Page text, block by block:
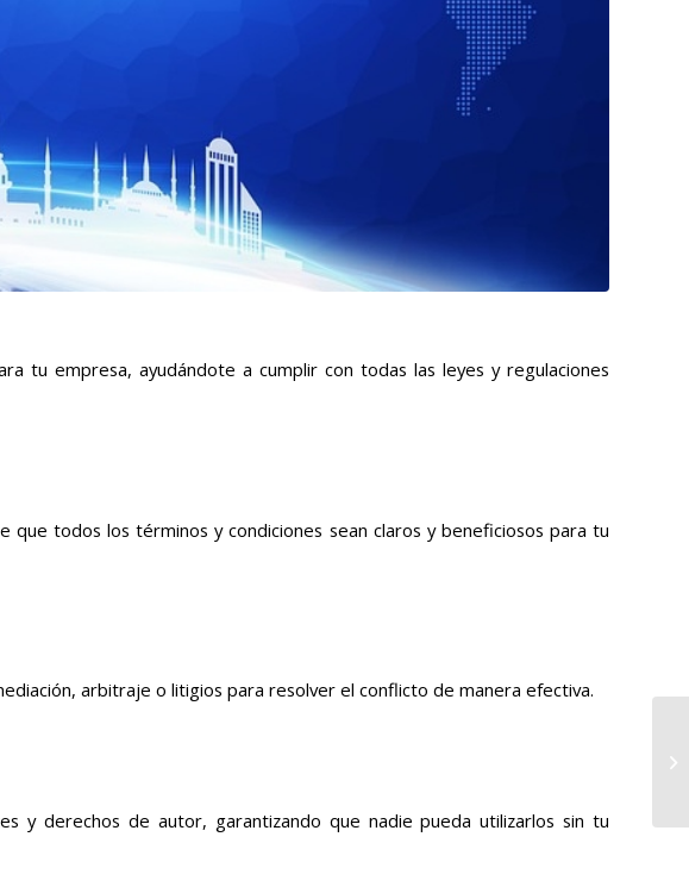
tu empresa, ayudándote a cumplir con todas las leyes y regulaciones
todos los términos y condiciones sean claros y beneficiosos para tu
arbitraje o litigios para resolver el conflicto de manera efectiva.
y derechos de autor, garantizando que nadie pueda utilizarlos sin tu